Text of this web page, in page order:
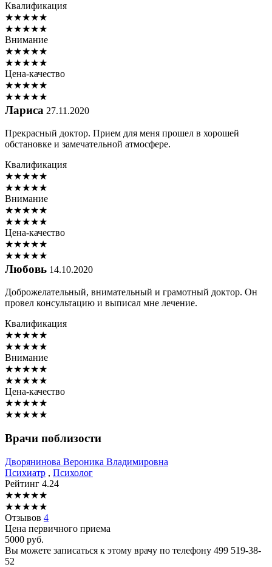
Квалификация
★★★★★
★★★★★
Внимание
★★★★★
★★★★★
Цена-качество
★★★★★
★★★★★
Лариса 27.11.2020
Прекрасный доктор. Прием для меня прошел в хорошей
обстановке и замечательной атмосфере.
Квалификация
★★★★★
★★★★★
Внимание
★★★★★
★★★★★
Цена-качество
★★★★★
★★★★★
Любовь 14.10.2020
Доброжелательный, внимательный и грамотный доктор. Он
провел консультацию и выписал мне лечение.
Квалификация
★★★★★
★★★★★
Внимание
★★★★★
★★★★★
Цена-качество
★★★★★
★★★★★
Врачи поблизости
Дворянинова Вероника Владимировна
Психиатр , Психолог
Рейтинг 4.24
★★★★★
★★★★★
Отзывов 4
Цена первичного приема
5000 руб.
Вы можете записаться к этому врачу по телефону 499 519-38-
52